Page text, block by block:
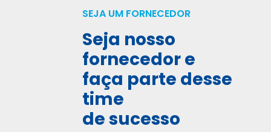
SEJA UM FORNECEDOR
Seja nosso
fornecedor e
faça parte desse
time
de sucesso